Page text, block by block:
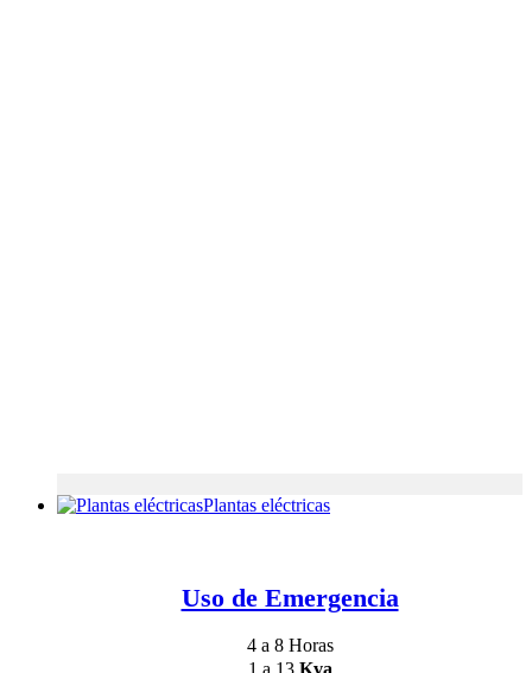
Plantas eléctricas
Uso de Emergencia
4 a 8 Horas